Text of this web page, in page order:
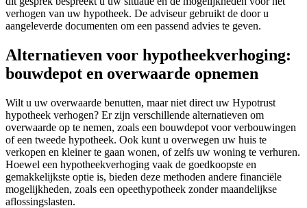
verhogen van uw hypotheek. De adviseur gebruikt de door u
aangeleverde documenten om een passend advies te geven.
Alternatieven voor hypotheekverhoging:
bouwdepot en overwaarde opnemen
Wilt u uw overwaarde benutten, maar niet direct uw Hypotrust
hypotheek verhogen? Er zijn verschillende alternatieven om
overwaarde op te nemen, zoals een bouwdepot voor verbouwingen
of een tweede hypotheek. Ook kunt u overwegen uw huis te
verkopen en kleiner te gaan wonen, of zelfs uw woning te verhuren.
Hoewel een hypotheekverhoging vaak de goedkoopste en
gemakkelijkste optie is, bieden deze methoden andere financiële
mogelijkheden, zoals een opeethypotheek zonder maandelijkse
aflossingslasten.